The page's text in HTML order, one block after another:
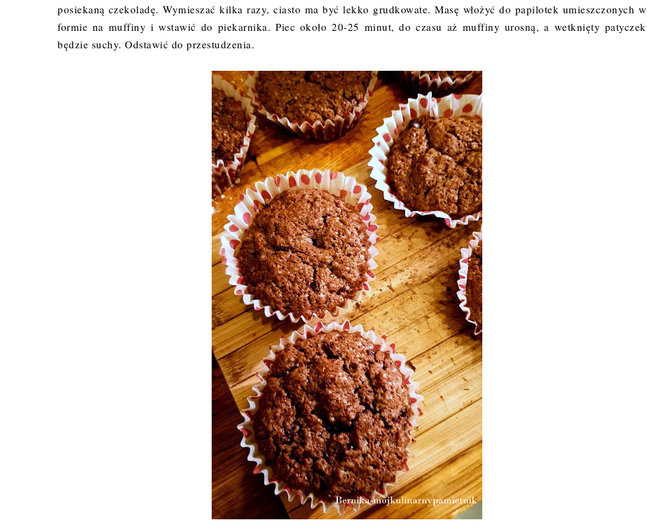
posiekaną czekoladę. Wymieszać kilka razy, ciasto ma być lekko grudkowate. Masę włożyć do papilotek umieszczonych w
formie na muffiny i wstawić do piekarnika. Piec około 20-25 minut, do czasu aż muffiny urosną, a wetknięty patyczek
będzie suchy. Odstawić do przestudzenia.